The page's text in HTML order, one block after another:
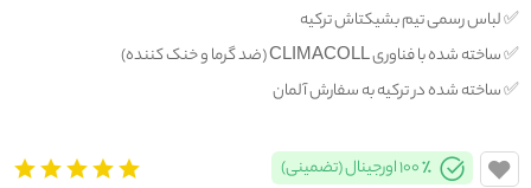
✅️ لباس رسمی تیم بشیکتاش ترکیه
✅️ ساخته شده با فناوری CLIMACOLL (ضد گرما و خنک کننده)
✅️ ساخته شده در ترکیه به سفارش آلمان
100% اورجینال (تضمینی)